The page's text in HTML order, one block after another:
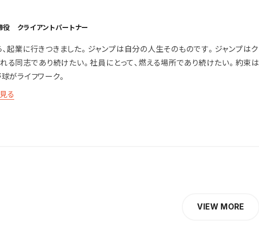
役 クライアントパートナー
起業に行きつきました。ジャンプは自分の人生そのものです。ジャンプはク
れる同志であり続けたい。社員にとって、燃える場所であり続けたい。約束は
がライフワーク。
る
VIEW MORE